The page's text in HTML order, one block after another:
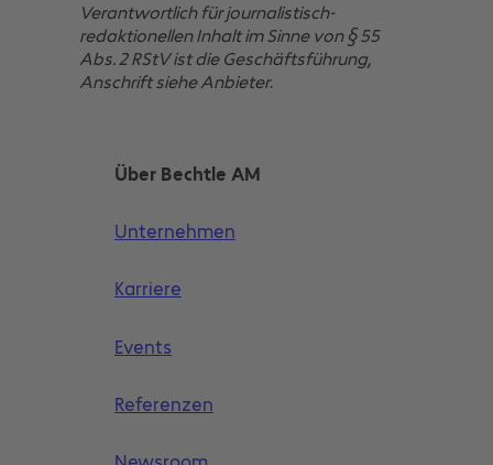
Verantwortlich für journalistisch-
redaktionellen Inhalt im Sinne von § 55
Abs. 2 RStV ist die Geschäftsführung,
Anschrift siehe Anbieter.
Über Bechtle AM
Unternehmen
Karriere
Events
Referenzen